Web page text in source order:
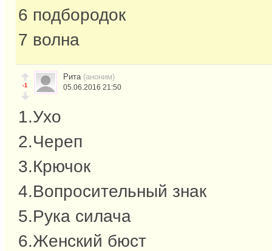
6 подбородок
7 волна
-1
Рита (аноним)
05.06.2016 21:50
1.Ухо
2.Череп
3.Крючок
4.Вопросительный знак
5.Рука силача
6.Женский бюст